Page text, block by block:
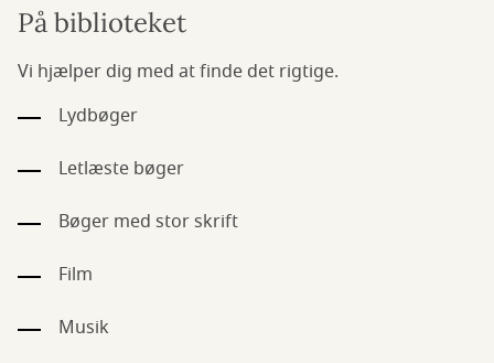
På biblioteket
Vi hjælper dig med at finde det rigtige.
Lydbøger
Letlæste bøger
Bøger med stor skrift
Film
Musik